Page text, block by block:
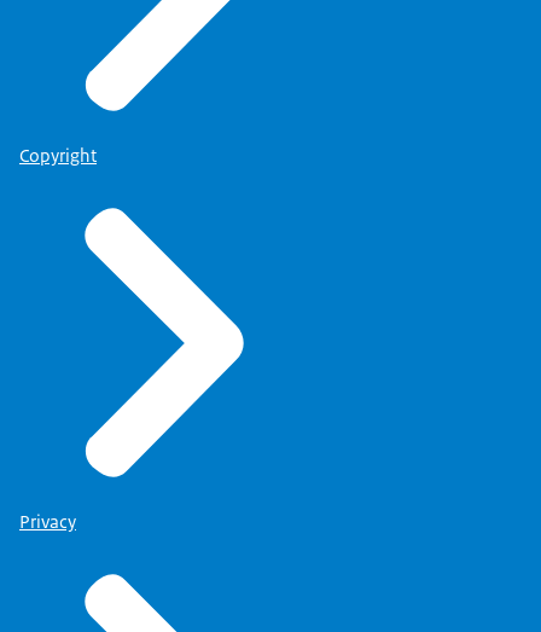
Copyright
Privacy